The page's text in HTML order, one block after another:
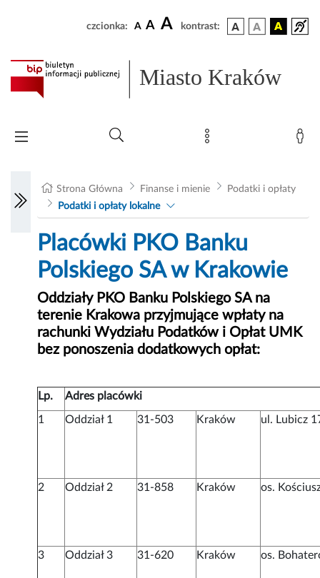
czcionka: A A A kontrast:
Miasto Kraków
Strona Główna Finanse i mienie
Podatki i opłaty
Podatki i opłaty lokalne
Placówki PKO Banku
Polskiego SA w Krakowie
Oddziały PKO Banku Polskiego SA na
terenie Krakowa przyjmujące wpłaty na
rachunki Wydziału Podatków i Opłat UMK
bez ponoszenia dodatkowych opłat:
Lp. Adres placówki
1 Oddział 1 31-503 Kraków ul. Lubicz
2 Oddział 2 31-858 Kraków os.
3 Oddział 3 31-620 Kraków os.